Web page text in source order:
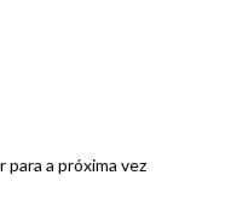
para a próxima vez